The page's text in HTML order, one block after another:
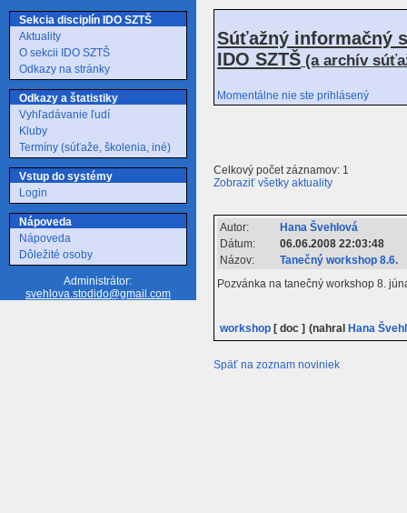
Sekcia disciplín IDO SZTŠ
Aktuality
O sekcii IDO SZTŠ
Odkazy na stránky
Odkazy a štatistiky
Vyhľadávanie ľudí
Kluby
Termíny (súťaže, školenia, iné)
Vstup do systémy
Login
Nápoveda
Nápoveda
Dôležité osoby
Administrátor:
svehlova.stodido@gmail.com
Súťažný informačný
IDO SZTŠ (a archív
Momentálne nie ste prihlásený
Celkový počet záznamov: 1
Zobraziť všetky aktuality
Autor:
Hana Švehlová
Dátum:
06.06.2008 22:03:48
Názov:
Tanečný workshop 8.6.
Pozvánka na tanečný workshop 8.
workshop [ doc ] (nahralHana
Späť na zoznam noviniek